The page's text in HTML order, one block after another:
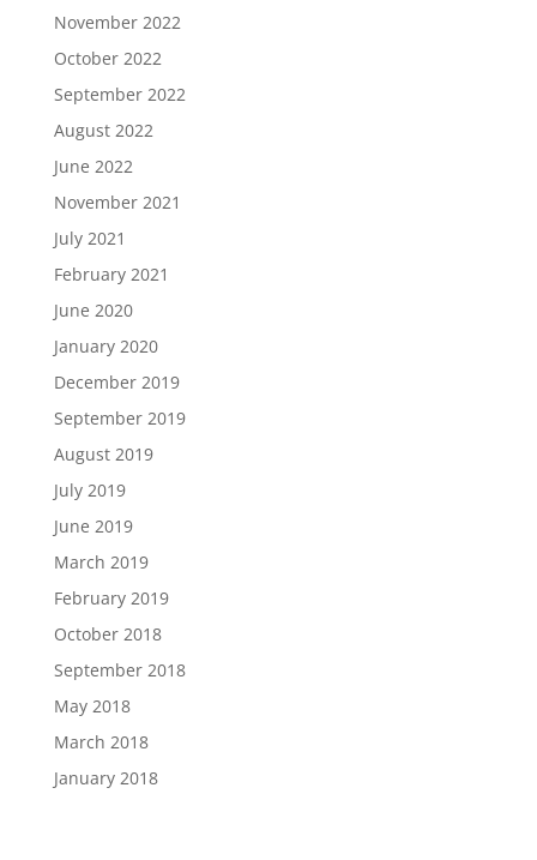
November 2022
October 2022
September 2022
August 2022
June 2022
November 2021
July 2021
February 2021
June 2020
January 2020
December 2019
September 2019
August 2019
July 2019
June 2019
March 2019
February 2019
October 2018
September 2018
May 2018
March 2018
January 2018